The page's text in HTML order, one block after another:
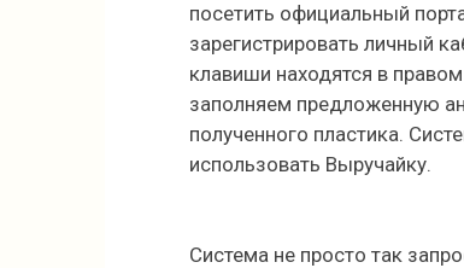
посетить официальный
зарегистрировать личный
клавиши находятся в
заполняем предложенную
полученного пластика.
использовать Выручайку.
Система не просто так